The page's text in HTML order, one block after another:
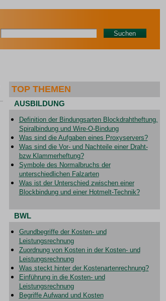
Suchen
TOP THEMEN
AUSBILDUNG
Definition der Bindungsarten Blockdrahtheftung,
Spiralbindung und Wire-O-Bindung
Was sind die Aufgaben eines Proxyservers?
Was sind die Vor- und Nachteile einer Draht-
bzw Klammerheftung?
Symbole des Normalbruchs der
unterschiedlichen Falzarten
Was ist der Unterschied zwischen einer
Blockbindung und einer Hotmelt-Technik?
BWL
Grundbegriffe der Kosten- und
Leistungsrechnung
Zuordnung von Kosten in der Kosten- und
Leistungsrechnung
Was steckt hinter der Kostenartenrechnung?
Einführung in die Kosten- und
Leistungsrechnung
Begriffe Aufwand und Kosten